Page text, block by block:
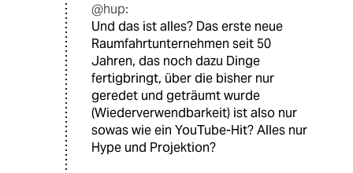
@hup:
Und das ist alles? Das erste neue
Raumfahrtunternehmen seit 50
Jahren, das noch dazu Dinge
fertigbringt, über die bisher nur
geredet und geträumt wurde
(Wiederverwendbarkeit) ist also nur
sowas wie ein YouTube-Hit? Alles nur
Hype und Projektion?